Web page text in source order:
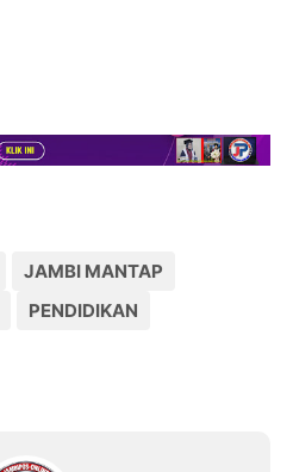
JAMBI MANTAP
PENDIDIKAN